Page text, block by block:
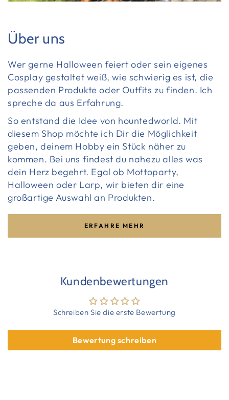
Über uns
Wer gerne Halloween feiert oder sein eigenes
Cosplay gestaltet weiß, wie schwierig es ist, die
passenden Produkte oder Outfits zu finden. Ich
spreche da aus Erfahrung.
So entstand die Idee von hountedworld. Mit
diesem Shop möchte ich Dir die Möglichkeit
geben, deinem Hobby ein Stück näher zu
kommen. Bei uns findest du nahezu alles was
dein Herz begehrt. Egal ob Mottoparty,
Halloween oder Larp, wir bieten dir eine
großartige Auswahl an Produkten.
ERFAHRE MEHR
Kundenbewertungen
Schreiben Sie die erste Bewertung
Bewertung schreiben